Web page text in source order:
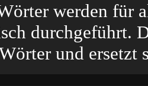
werden für
durchgeführt.
und ersetzt